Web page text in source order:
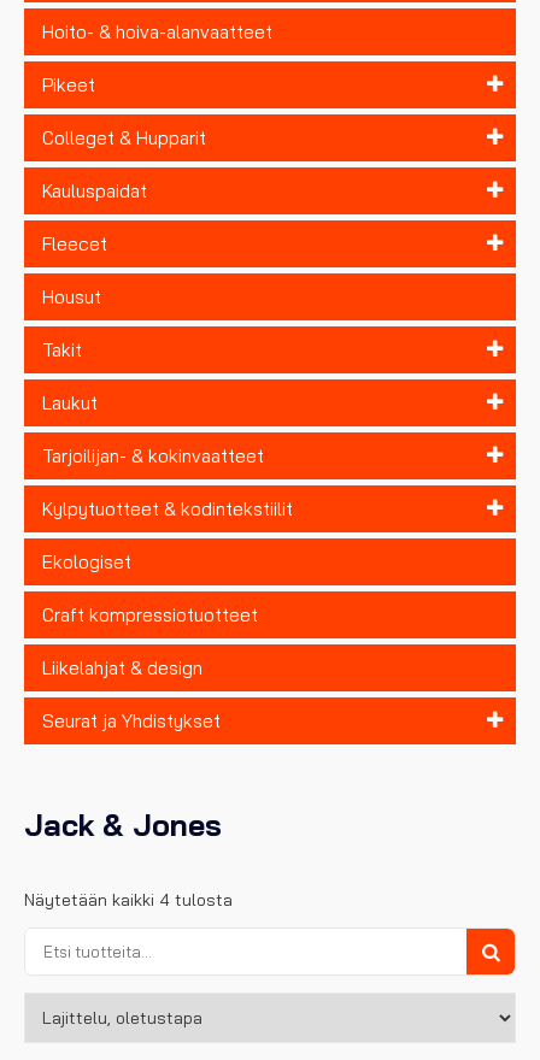
Hoito- & hoiva-alanvaatteet
Pikeet
Colleget & Hupparit
Kauluspaidat
Fleecet
Housut
Takit
Laukut
Tarjoilijan- & kokinvaatteet
Kylpytuotteet & kodintekstiilit
Ekologiset
Craft kompressiotuotteet
Liikelahjat & design
Seurat ja Yhdistykset
Jack & Jones
Näytetään kaikki 4 tulosta